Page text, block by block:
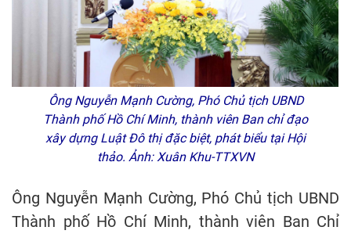
Ông Nguyễn Mạnh Cường, Phó Chủ tịch UBND
Thành phố Hồ Chí Minh, thành viên Ban chỉ đạo
xây dựng Luật Đô thị đặc biệt, phát biểu tại Hội
thảo. Ảnh: Xuân Khu-TTXVN
Ông Nguyễn Mạnh Cường, Phó Chủ tịch UBND
Thành phố Hồ Chí Minh, thành viên Ban Chỉ